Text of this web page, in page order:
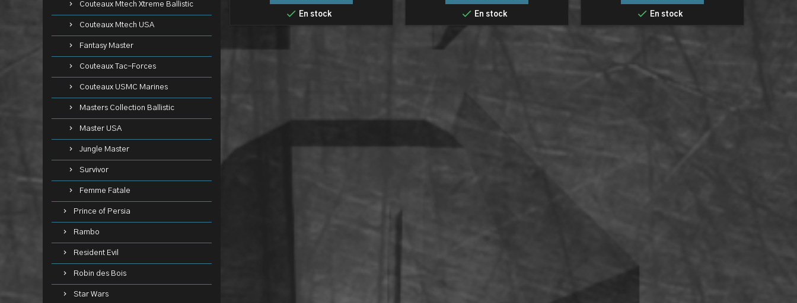
Couteaux Mtech Xtreme Ballistic
Couteaux Mtech USA
Fantasy Master
Couteaux Tac-Forces
Couteaux USMC Marines
Masters Collection Ballistic
Master USA
Jungle Master
Survivor
Femme Fatale
Prince of Persia
Rambo
Resident Evil
Robin des Bois
Star Wars
 En stock  En stock  En stock